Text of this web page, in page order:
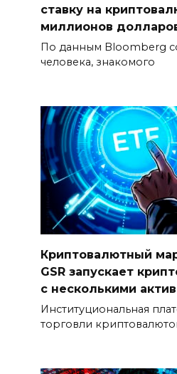
ставку на
миллионов
По данным Bloomberg
человека, знакомого
Криптовалютный
GSR запускает
с несколькими
Институциональная
торговли